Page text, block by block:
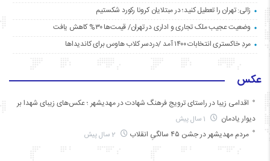
زالی: تهران را تعطیل کنید؛ در مبتلایان کرونا رکورد شکستیم
وضعیت عجیب ملک تجاری و اداری در تهران/ قیمت‌ها ۳۰% کاهش یافت
مردِ خاکستری انتخابات ۱۴۰۰ آمد /دردسر کلاب هاوس برای کاندیداها
عکس
اقدامی زیبا در راستای ترویج فرهنگ شهادت در مهدیشهر ؛ عکس‌های زیبای شهدا بر
دیوار یادمان
مردم مهدیشهر در جشن ۴۵ سالگیِ انقلاب